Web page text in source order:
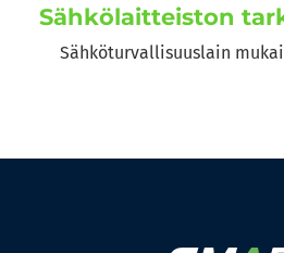
Sähkölaitteiston
Sähköturvallisuuslain